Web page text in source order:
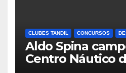
CLUBES TANDIL CONCURSOS
Aldo Spina
Centro Náutico